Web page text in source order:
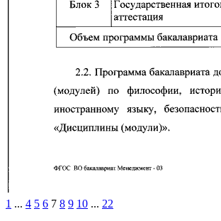
1 ... 4 5 6 7 8 9 10 ... 22